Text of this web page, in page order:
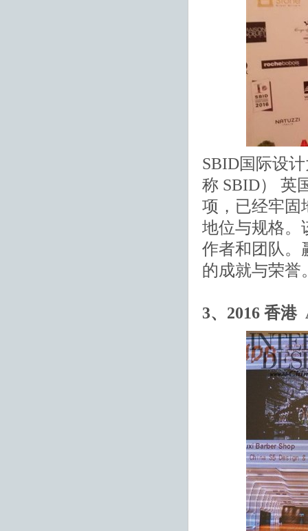
SBID国际设
称 SBID） 英
项，已经牢固
地位与规格。
作者和团队。
的成就与荣誉
3、2016 香